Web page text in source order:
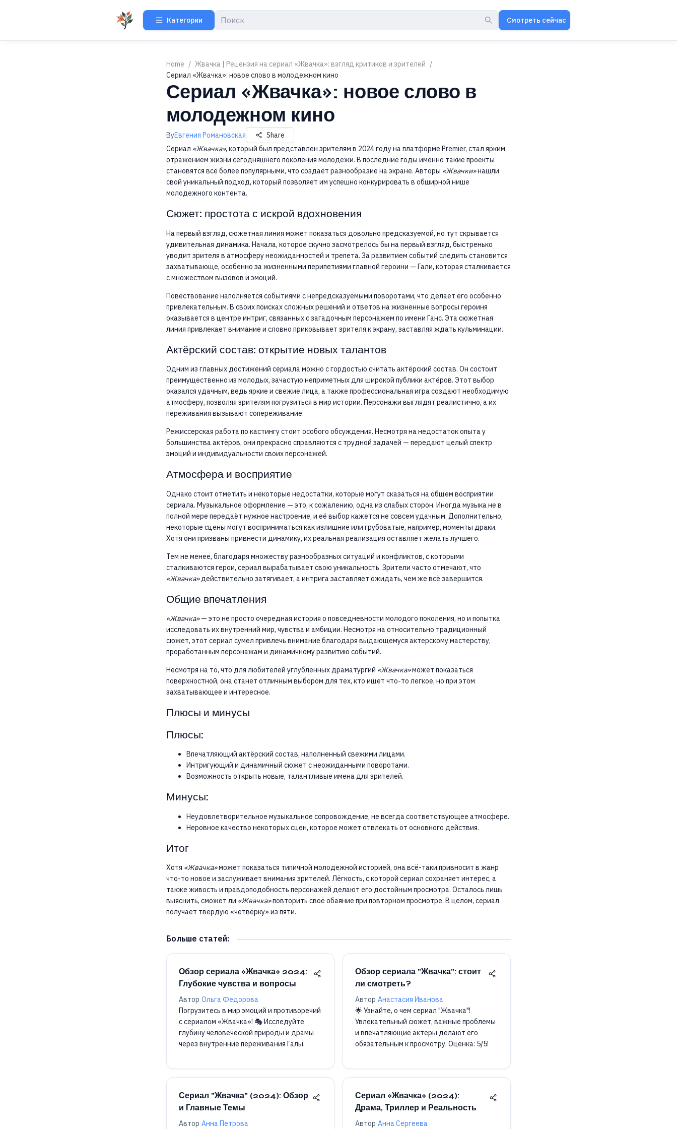
Категории Смотреть сейчас
Home / Жвачка | Рецензия на сериал «Жвачка»: взгляд критиков и зрителей /
Сериал «Жвачка»: новое слово в молодежном кино
Сериал «Жвачка»: новое слово в
молодежном кино
ByЕвгения Романовская
Share
Сериал «Жвачка», который был представлен зрителям в 2024 году на платформе Premier, стал ярким
отражением жизни сегодняшнего поколения молодежи. В последние годы именно такие проекты
становятся всё более популярными, что создаёт разнообразие на экране. Авторы «Жвачки»нашли
свой уникальный подход, который позволяет им успешно конкурировать в обширной нише
молодежного контента.
Сюжет: простота с искрой вдохновения
На первый взгляд, сюжетная линия может показаться довольно предсказуемой, но тут скрывается
удивительная динамика. Начала, которое скучно засмотрелось бы на первый взгляд, быстренько
уводит зрителя в атмосферу неожиданностей и трепета. За развитием событий следить становится
захватывающе, особенно за жизненными перипетиями главной героини — Гали, которая сталкивается
с множеством вызовов и эмоций.
Повествование наполняется событиями с непредсказуемыми поворотами, что делает его особенно
привлекательным. В своих поисках сложных решений и ответов на жизненные вопросы героиня
оказывается в центре интриг, связанных с загадочным персонажем по имени Ганс. Эта сюжетная
линия привлекает внимание и словно приковывает зрителя к экрану, заставляя ждать кульминации.
Актёрский состав: открытие новых талантов
Одним из главных достижений сериала можно с гордостью считать актёрский состав. Он состоит
преимущественно из молодых, зачастую неприметных для широкой публики актёров. Этот выбор
оказался удачным, ведь яркие и свежие лица, а также профессиональная игра создают необходимую
атмосферу, позволяя зрителям погрузиться в мир истории. Персонажи выглядят реалистично, а их
переживания вызывают сопереживание.
Режиссерская работа по кастингу стоит особого обсуждения. Несмотря на недостаток опыта у
большинства актёров, они прекрасно справляются с трудной задачей — передают целый спектр
эмоций и индивидуальности своих персонажей.
Атмосфера и восприятие
Однако стоит отметить и некоторые недостатки, которые могут сказаться на общем восприятии
сериала. Музыкальное оформление — это, к сожалению, одна из слабых сторон. Иногда музыка не в
полной мере передаёт нужное настроение, и её выбор кажется не совсем удачным. Дополнительно,
некоторые сцены могут восприниматься как излишние или грубоватые, например, моменты драки.
Хотя они призваны привнести динамику, их реальная реализация оставляет желать лучшего.
Тем не менее, благодаря множеству разнообразных ситуаций и конфликтов, с которыми
сталкиваются герои, сериал вырабатывает свою уникальность. Зрители часто отмечают, что
«Жвачка»действительно затягивает, а интрига заставляет ожидать, чем же всё завершится.
Общие впечатления
«Жвачка»— это не просто очередная история о повседневности молодого поколения, но и попытка
исследовать их внутренний мир, чувства и амбиции. Несмотря на относительно традиционный
сюжет, этот сериал сумел привлечь внимание благодаря выдающемуся актерскому мастерству,
проработанным персонажам и динамичному развитию событий.
Несмотря на то, что для любителей углубленных драматургий «Жвачка»может показаться
поверхностной, она станет отличным выбором для тех, кто ищет что-то легкое, но при этом
захватывающее и интересное.
Плюсы и минусы
Плюсы:
Впечатляющий актёрский состав, наполненный свежими лицами.
Интригующий и динамичный сюжет с неожиданными поворотами.
Возможность открыть новые, талантливые имена для зрителей.
Минусы:
Неудовлетворительное музыкальное сопровождение, не всегда соответствующее атмосфере.
Неровное качество некоторых сцен, которое может отвлекать от основного действия.
Итог
Хотя «Жвачка»может показаться типичной молодежной историей, она всё-таки привносит в жанр
что-то новое и заслуживает внимания зрителей. Лёгкость, с которой сериал сохраняет интерес, а
также живость и правдоподобность персонажей делают его достойным просмотра. Осталось лишь
выяснить, сможет ли «Жвачка»повторить своё обаяние при повторном просмотре. В целом, сериал
получает твёрдую «четвёрку» из пяти.
Больше статей:
Обзор сериала «Жвачка» 2024:
Глубокие чувства и вопросы
Автор Ольга Федорова
Погрузитесь в мир эмоций и противоречий
с сериалом «Жвачка»! 🎭 Исследуйте
глубину человеческой природы и драмы
через внутренние переживания Галы.
Обзор сериала "Жвачка": стоит
ли смотреть?
Автор Анастасия Иванова
🌟 Узнайте, о чем сериал "Жвачка"!
Увлекательный сюжет, важные проблемы
и впечатляющие актеры делают его
обязательным к просмотру. Оценка: 5/5!
Сериал "Жвачка" (2024): Обзор
и Главные Темы
Автор Анна Петрова
Сериал «Жвачка» (2024):
Драма, Триллер и Реальность
Автор Анна Сергеева